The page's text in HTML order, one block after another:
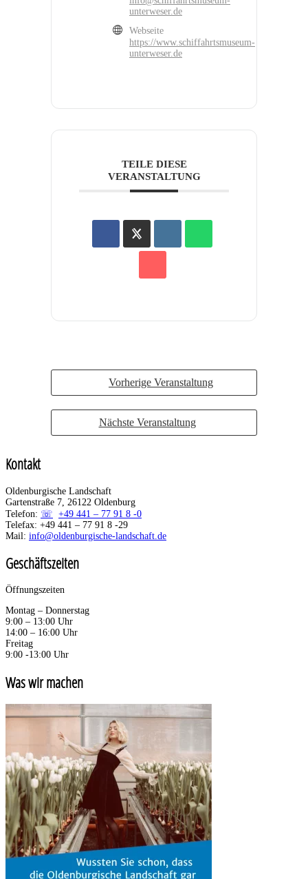
unterweser.de
Webseite
https://www.schiffahrtsmuseum-
unterweser.de
TEILE DIESE
VERANSTALTUNG
Vorherige Veranstaltung
Nächste Veranstaltung
Kontakt
Oldenburgische Landschaft
Gartenstraße 7, 26122 Oldenburg
Telefon:
+49 441 – 77 91 8 -0
Telefax: +49 441 – 77 91 8 -29
Mail: info@oldenburgische-landschaft.de
Geschäftszeiten
Öffnungszeiten
Montag – Donnerstag
9:00 – 13:00 Uhr
14:00 – 16:00 Uhr
Freitag
9:00 -13:00 Uhr
Was wir machen